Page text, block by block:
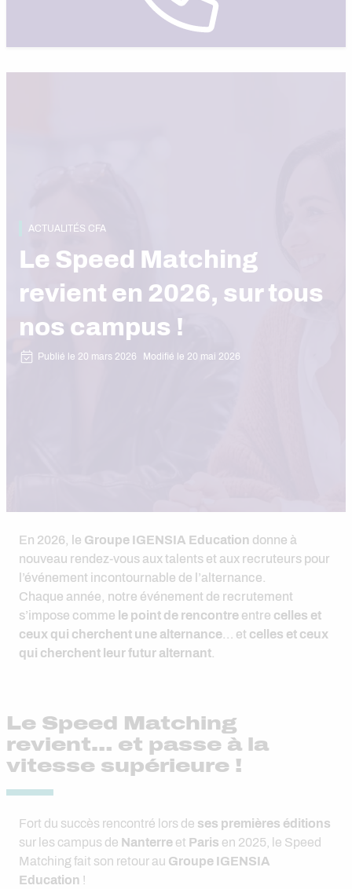
ACTUALITÉS CFA
Le Speed Matching
revient en 2026, sur tous
nos campus !
Publié le 20 mars 2026 Modifié le 20 mai 2026
En 2026, le Groupe IGENSIA Education donne à
nouveau rendez-vous aux talents et aux recruteurs pour
l’événement incontournable de l’alternance.
Chaque année, notre événement de recrutement
s’impose comme le point de rencontre entre celles et
ceux qui cherchent une alternance … et celles et ceux
qui cherchent leur futur alternant
Le Speed Matching
revient… et passe à la
vitesse supérieure !
Fort du succès rencontré lors de ses premières éditions
sur les campus de Nanterre et Paris en 2025, le Speed
Matching fait son retour au Groupe IGENSIA
Education !